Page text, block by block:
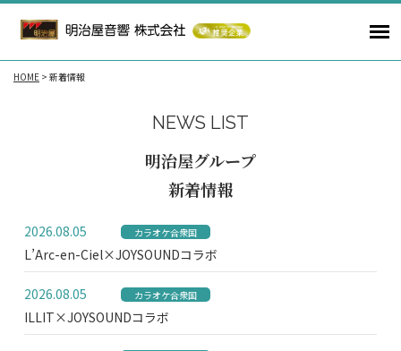
HOME > 新着情報
NEWS LIST
明治屋グループ
新着情報
2026.08.05 カラオケ合衆国
L’Arc-en-Ciel×JOYSOUNDコラボ
2026.08.05 カラオケ合衆国
ILLIT×JOYSOUNDコラボ